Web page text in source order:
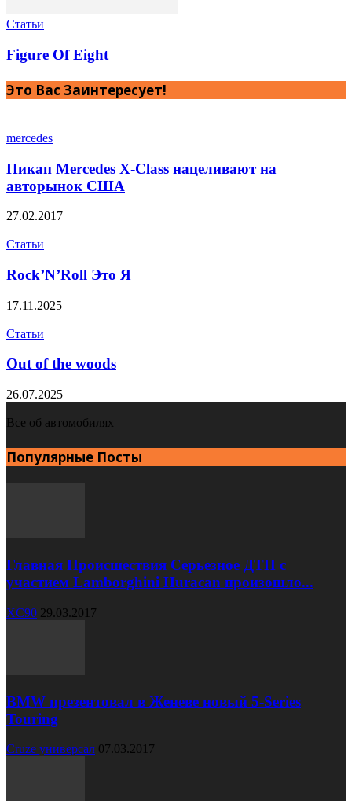
Статьи
Figure Of Eight
Это Вас Заинтересует!
mercedes
Пикап Mercedes X-Class нацеливают на
авторынок США
27.02.2017
Статьи
Rock’N’Roll Это Я
17.11.2025
Статьи
Out of the woods
26.07.2025
Все об автомобилях
Популярные Посты
Главная Происшествия Серьезное ДТП с
участием Lamborghini Huracan произошло...
XC90 29.03.2017
BMW презентовал в Женеве новый 5-Series
Touring
Cruze универсал 07.03.2017